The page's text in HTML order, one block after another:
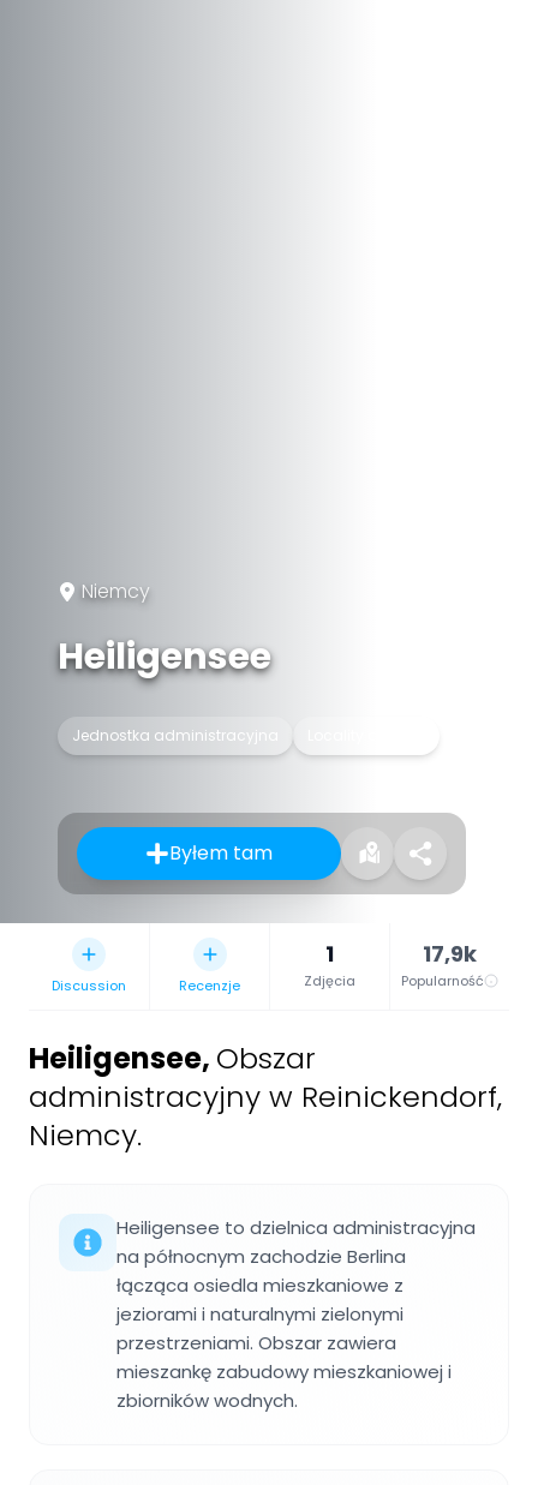
Niemcy
Heiligensee
Jednostka administracyjna
Byłem tam
Discussion Recenzje
1
Zdjęcia
17,9k
Popularność
Heiligensee, Obszar
administracyjny w Reinickendorf,
Niemcy.
Heiligensee to dzielnica administracyjna
na północnym zachodzie Berlina
łącząca osiedla mieszkaniowe z
jeziorami i naturalnymi zielonymi
przestrzeniami. Obszar zawiera
mieszankę zabudowy mieszkaniowej i
zbiorników wodnych.